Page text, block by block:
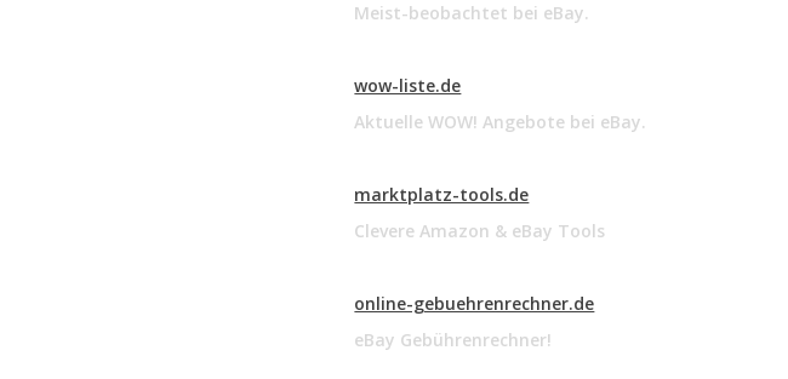
Meist-beobachtet bei eBay.
wow-liste.de
Aktuelle WOW! Angebote bei eBay.
marktplatz-tools.de
Clevere Amazon & eBay Tools
online-gebuehrenrechner.de
eBay Gebührenrechner!